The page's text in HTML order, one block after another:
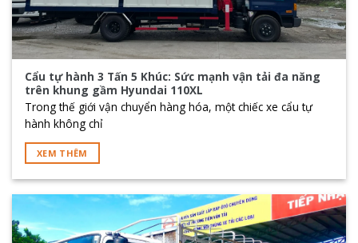
Cẩu tự hành 3 Tấn 5 Khúc: Sức mạnh vận tải đa năng
trên khung gầm Hyundai 110XL
Trong thế giới vận chuyển hàng hóa, một chiếc xe cẩu tự
hành không chỉ
XEM THÊM